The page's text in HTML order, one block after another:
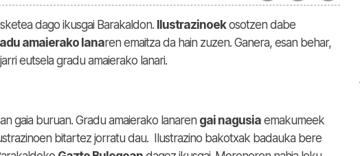
dago ikusgai Barakaldon. Ilustrazinoekosotzen dabe
amaierako lanaren emaitza da hain zuzen. Ganera, esan behar,
eutsela gradu amaierako lanari.
gaia buruan. Gradu amaierako lanaren gai nagusia emakumeek
bitartez jorratu dau. Ilustrazino bakotxak badauka bere